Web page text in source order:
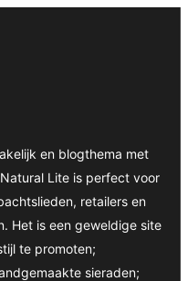
en blogthema met
Lite is perfect voor
retailers en
Het is een geweldige site
te promoten;
sieraden;